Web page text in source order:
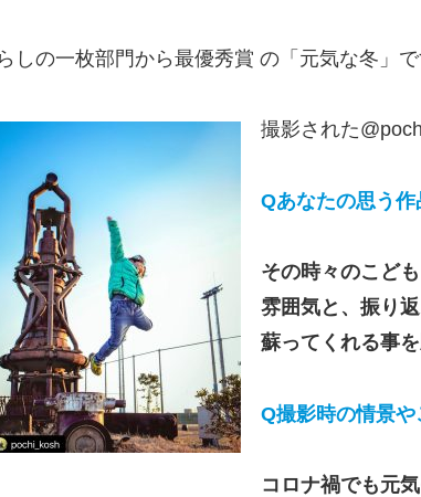
しの一枚部門から最優秀賞 の「元気な冬」で
撮影された
Qあなたの思う
その時々のこど
雰囲気と、振り
蘇ってくれる事
Q撮影時の情景
コロナ禍でも元